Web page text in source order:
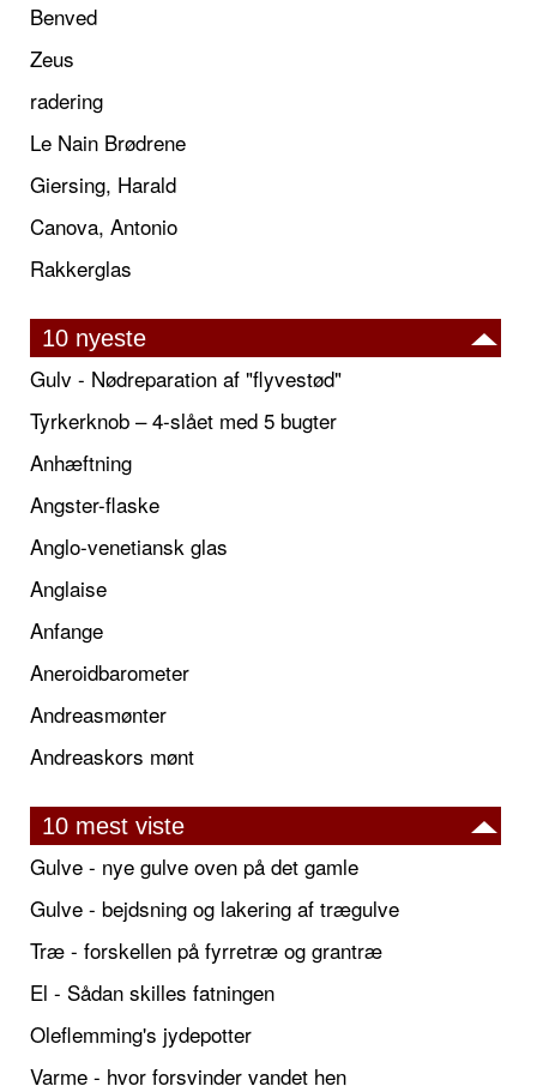
Benved
Zeus
radering
Le Nain Brødrene
Giersing, Harald
Canova, Antonio
Rakkerglas
10 nyeste
Gulv - Nødreparation af "flyvestød"
Tyrkerknob – 4-slået med 5 bugter
Anhæftning
Angster-flaske
Anglo-venetiansk glas
Anglaise
Anfange
Aneroidbarometer
Andreasmønter
Andreaskors mønt
10 mest viste
Gulve - nye gulve oven på det gamle
Gulve - bejdsning og lakering af trægulve
Træ - forskellen på fyrretræ og grantræ
El - Sådan skilles fatningen
Oleflemming's jydepotter
Varme - hvor forsvinder vandet hen